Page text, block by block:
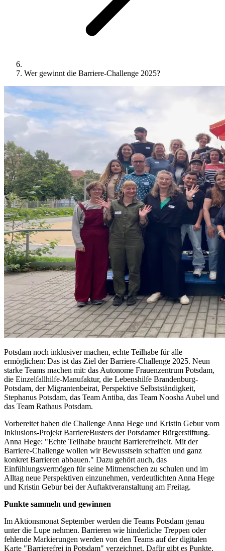
Wer gewinnt die Barriere-Challenge 2025?
Potsdam noch inklusiver machen, echte Teilhabe für alle
ermöglichen: Das ist das Ziel der Barriere-Challenge 2025. Neun
starke Teams machen mit: das Autonome Frauenzentrum Potsdam,
die Einzelfallhilfe-Manufaktur, die Lebenshilfe Brandenburg-
Potsdam, der Migrantenbeirat, Perspektive Selbstständigkeit,
Stephanus Potsdam, das Team Antiba, das Team Noosha Aubel und
das Team Rathaus Potsdam.
Vorbereitet haben die Challenge Anna Hege und Kristin Gebur vom
Inklusions-Projekt BarriereBusters der Potsdamer Bürgerstiftung.
Anna Hege: "Echte Teilhabe braucht Barrierefreiheit. Mit der
Barriere-Challenge wollen wir Bewusstsein schaffen und ganz
konkret Barrieren abbauen." Dazu gehört auch, das
Einfühlungsvermögen für seine Mitmenschen zu schulen und im
Alltag neue Perspektiven einzunehmen, verdeutlichten Anna Hege
und Kristin Gebur bei der Auftaktveranstaltung am Freitag.
Punkte sammeln und gewinnen
Im Aktionsmonat September werden die Teams Potsdam genau
unter die Lupe nehmen. Barrieren wie hinderliche Treppen oder
fehlende Markierungen werden von den Teams auf der digitalen
Karte "Barrierefrei in Potsdam" verzeichnet. Dafür gibt es Punkte.